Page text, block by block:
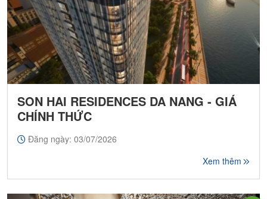
SON HAI RESIDENCES DA NANG - GIÁ
CHÍNH THỨC
Đăng ngày: 03/07/2026
Xem thêm